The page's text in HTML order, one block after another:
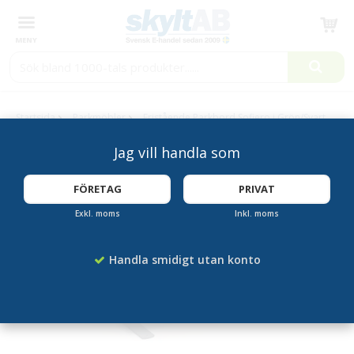
Jag vill handla som
FÖRETAG
Exkl. moms
PRIVAT
Inkl. moms
Handla smidigt utan konto
Startsida Parkmöbler Fristående Parkbord Sofiero i Grön/Svart